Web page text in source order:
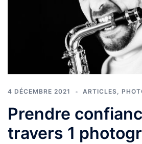
4 DÉCEMBRE 2021 ARTICLES,
Prendre
travers 1